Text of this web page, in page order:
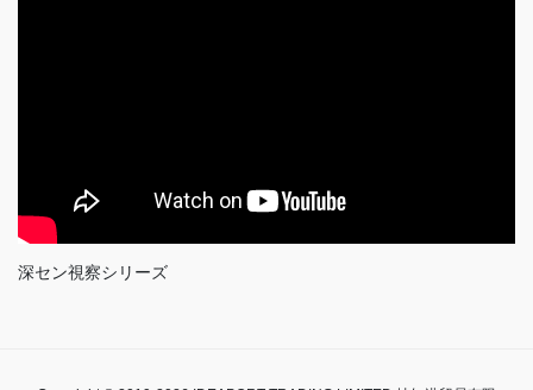
深セン視察シリーズ